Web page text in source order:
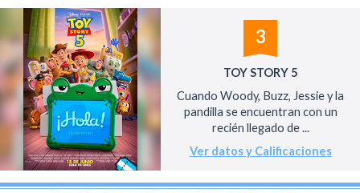
3
TOY STORY 5
Cuando Woody, Buzz, Jessie y la
pandilla se encuentran con un
recién llegado de ...
Ver datos y Calificaciones